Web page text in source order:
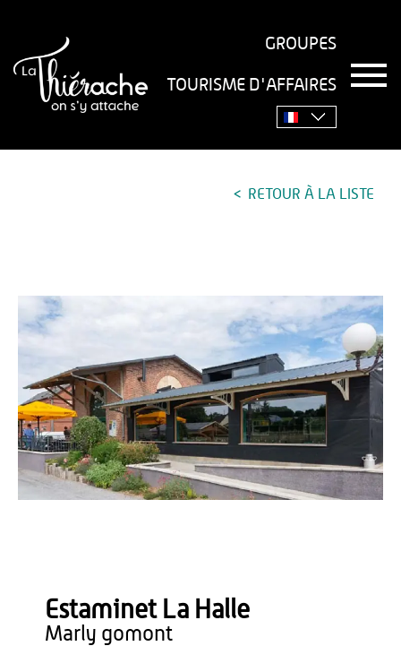
GROUPES
TOURISME D'AFFAIRES
T
o
a
i
o
n
Accueil› Estaminet La Halle
RETOUR À LA LISTE
Estaminet La Halle
marly gomont